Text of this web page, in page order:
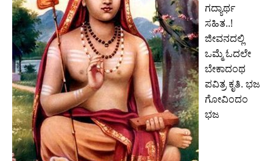
ಗದ್ಯಾರ್ಥ
ಸಹಿತ..!
ಜೀವನದಲ್ಲಿ
ಒಮ್ಮೆ ಓದಲೇ
ಬೇಕಾದಂಥ
ಪವಿತ್ರ ಕೃತಿ. ಭಜ
ಗೋವಿಂದಂ
ಭಜ